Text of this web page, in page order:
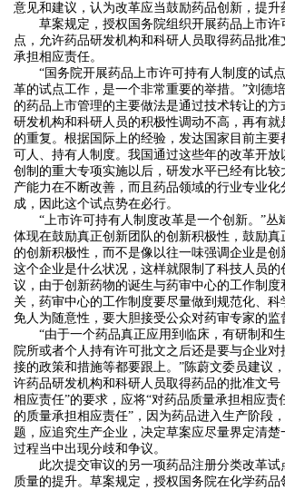
意见和建议，认为改革应当鼓励药品创新，提升
草案规定，授权国务院组织开展药品上市许
点，允许药品研发机构和科研人员取得药品批
承担相应责任。
“国务院开展药品上市许可持有人制度的试
革的试点工作，是一个非常重要的举措。”刘德
的药品上市管理的主要做法是通过技术转让的
研发机构和科研人员的积极性调动不高，再有就
的重复。根据国际上的经验，发达国家目前主
可人、持有人制度。我国通过这些年的改革开放
创制的重大专项实施以后，研发水平已经有比较
产能力在不断改善，而且药品领域的行业专业
成，因此这个试点势在必行。
“上市许可持有人制度改革是一个创新。”丛
体现在鼓励真正创新团队的创新积极性，鼓励真
的创新积极性，而不是像以往一味强调企业是创
这个企业是什么状况，这样就限制了科技人员的
议，由于创新药物的诞生与药审中心的工作制度
关，药审中心的工作制度要尽量做到规范化、科
免人为随意性，要大胆接受公众对药审专家的监
“由于一个药品真正应用到临床，有研制和
院所或者个人持有许可批文之后还是要与企业
接的政策和措施等都要跟上。”陈蔚文委员建议
许药品研发机构和科研人员取得药品的批准文号
相应责任”的要求，应将“对药品质量承担相应责
的质量承担相应责任”，因为药品进入生产阶段
题，应追究生产企业，决定草案应尽量界定清楚
过程当中出现分歧和争议。
此次提交审议的另一项药品注册分类改革
质量的提升。草案规定，授权国务院在化学药品